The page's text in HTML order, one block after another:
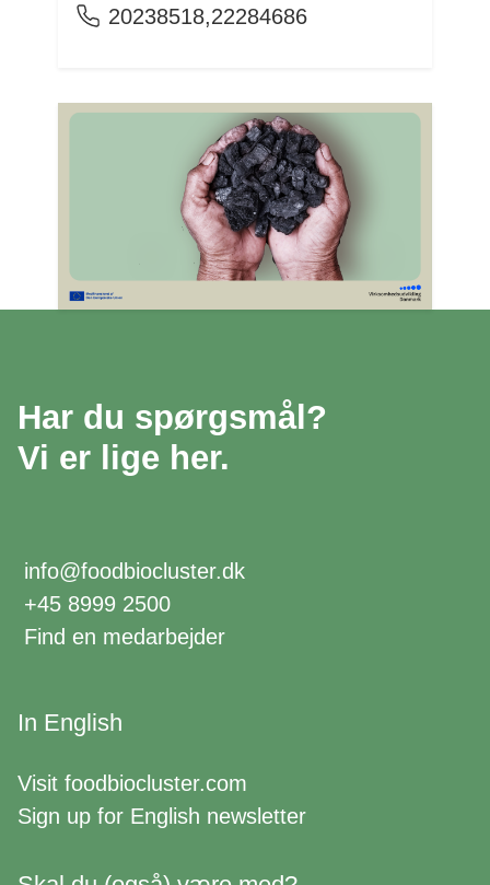
20238518,22284686
Har du spørgsmål?
Vi er lige her.
info@foodbiocluster.dk
+45 8999 2500
Find en medarbejder
In English
Visit foodbiocluster.com
Sign up for English newsletter